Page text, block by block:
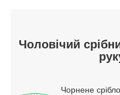
Чоловічий
Чорнене